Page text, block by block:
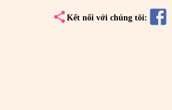
share Kết nối với chúng tôi: